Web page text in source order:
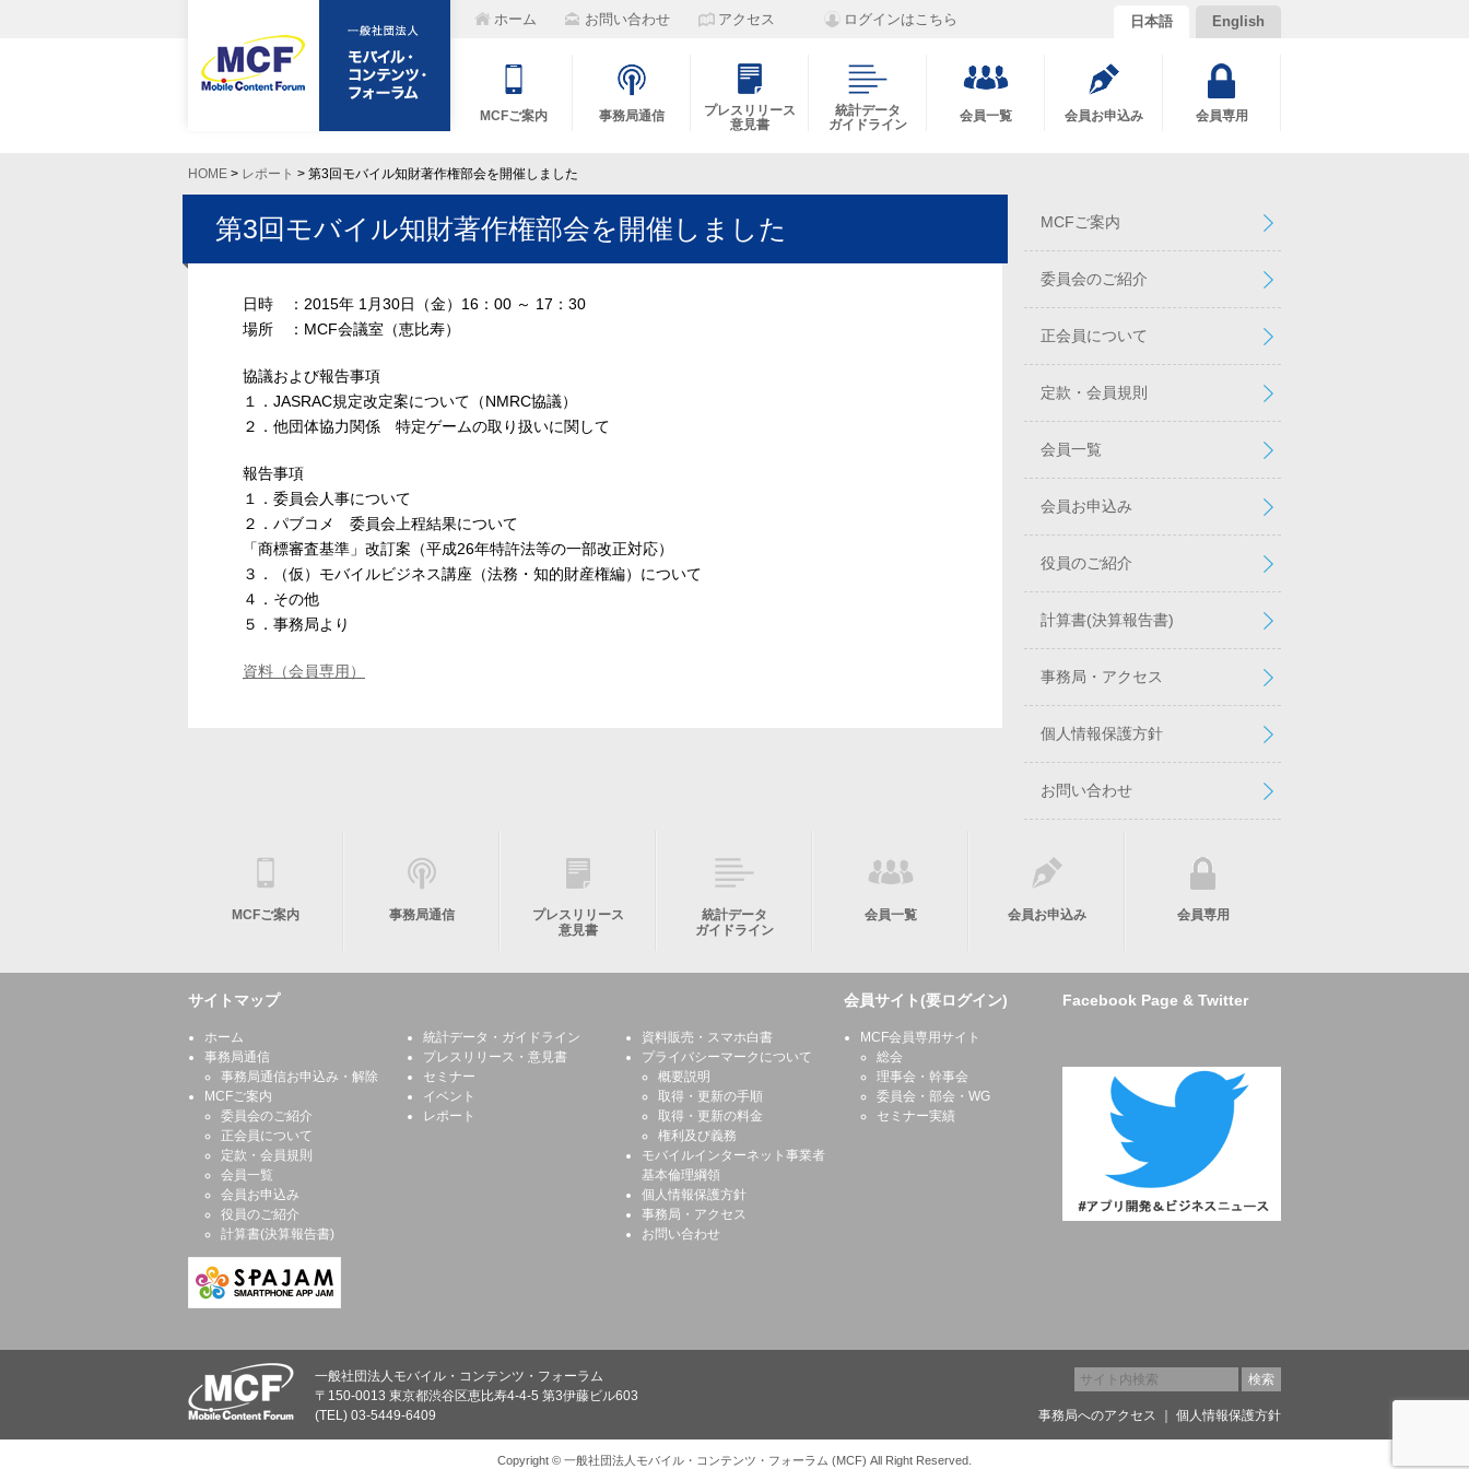
ホーム お問い合わせ アクセス ログインはこちら 日本語 English
MCFご案内 事務局通信
プレスリリース
意見書
統計データ
ガイドライン
会員一覧 会員お申込み 会員専用
HOME > レポート > 第3回モバイル知財著作権部会を開催しました
第3回モバイル知財著作権部会を開催しました
日時 ：2015年 1月30日（金）16：00 ～ 17：30
場所 ：MCF会議室（恵比寿）
協議および報告事項
１．JASRAC規定改定案について（NMRC協議）
２．他団体協力関係 特定ゲームの取り扱いに関して
報告事項
１．委員会人事について
２．パブコメ 委員会上程結果について
「商標審査基準」改訂案（平成26年特許法等の一部改正対応）
３．（仮）モバイルビジネス講座（法務・知的財産権編）について
４．その他
５．事務局より
資料（会員専用）
MCFご案内
委員会のご紹介
正会員について
定款・会員規則
会員一覧
会員お申込み
役員のご紹介
計算書(決算報告書)
事務局・アクセス
個人情報保護方針
お問い合わせ
MCFご案内 事務局通信
プレスリリース
意見書
統計データ
ガイドライン
会員一覧 会員お申込み 会員専用
サイトマップ
ホーム
事務局通信
事務局通信お申込み・解除
MCFご案内
委員会のご紹介
正会員について
定款・会員規則
会員一覧
会員お申込み
役員のご紹介
計算書(決算報告書)
統計データ・ガイドライン
プレスリリース・意見書
セミナー
イベント
レポート
資料販売・スマホ白書
プライバシーマークについて
概要説明
取得・更新の手順
取得・更新の料金
権利及び義務
モバイルインターネット事業者
基本倫理綱領
個人情報保護方針
事務局・アクセス
お問い合わせ
会員サイト(要ログイン)
MCF会員専用サイト
総会
理事会・幹事会
委員会・部会・WG
セミナー実績
Facebook Page & Twitter
一般社団法人モバイル・コンテンツ・フォーラム
〒150-0013 東京都渋谷区恵比寿4-4-5 第3伊藤ビル603
(TEL) 03-5449-6409
事務局へのアクセス 個人情報保護方針
Copyright © 一般社団法人モバイル・コンテンツ・フォーラム (MCF) All Right Reserved.